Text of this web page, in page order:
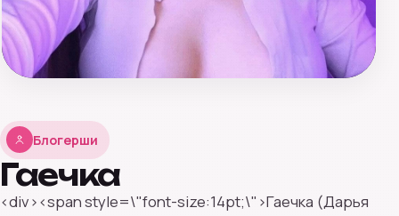
Блогерши
Гаечка
<div><span style=\"font-size:14pt;\">Гаечка (Дарья